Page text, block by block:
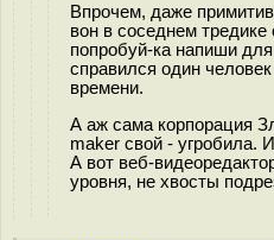
Впрочем, даже
вон в соседнем
попробуй-ка напиши
справился один
времени.
А аж сама корпорация
maker свой - угробила.
А вот веб-
уровня, не хвосты